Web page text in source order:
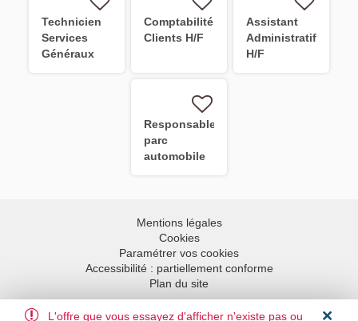
L'offre que vous essayez d'afficher n'existe pas ou
Technicien
Services
Généraux
Comptabilité
Clients H/F
Assistant
Administratif
H/F
Responsable
parc
automobile
Mentions légales
Cookies
Paramétrer vos cookies
Accessibilité : partiellement conforme
Plan du site
Aller en haut